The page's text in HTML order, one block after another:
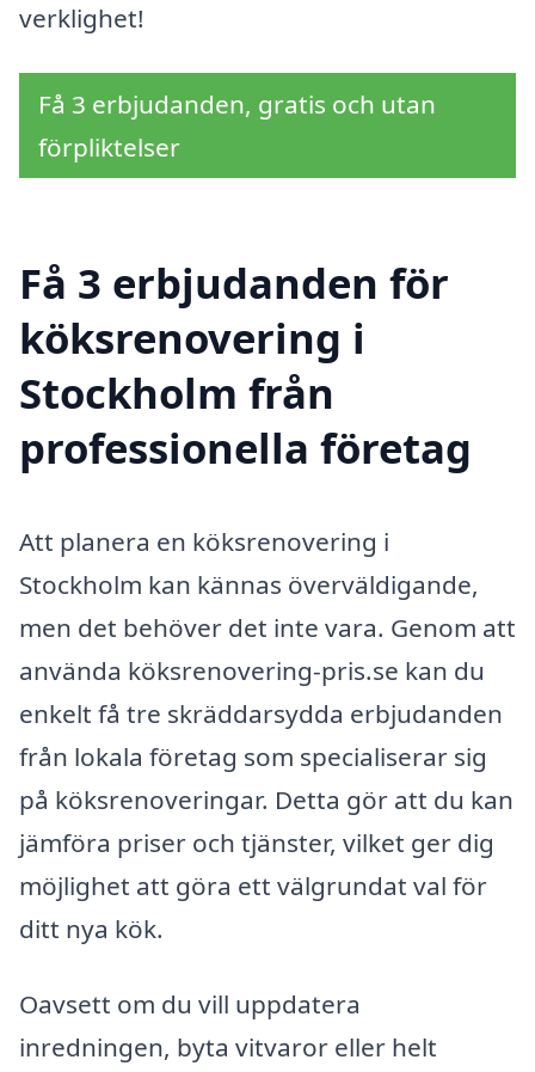
verklighet!
Få 3 erbjudanden, gratis och utan
förpliktelser
Få 3 erbjudanden för
köksrenovering i
Stockholm från
professionella företag
Att planera en köksrenovering i
Stockholm kan kännas överväldigande,
men det behöver det inte vara. Genom att
använda köksrenovering-pris.se kan du
enkelt få tre skräddarsydda erbjudanden
från lokala företag som specialiserar sig
på köksrenoveringar. Detta gör att du kan
jämföra priser och tjänster, vilket ger dig
möjlighet att göra ett välgrundat val för
ditt nya kök.
Oavsett om du vill uppdatera
inredningen, byta vitvaror eller helt